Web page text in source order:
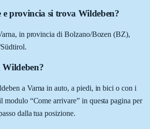
e provincia si trova Wildeben?
in provincia di Bolzano/Bozen (BZ),
Wildeben?
a Varna in auto, a piedi, in bici o con i
modulo “Come arrivare” in questa pagina per
dalla tua posizione.